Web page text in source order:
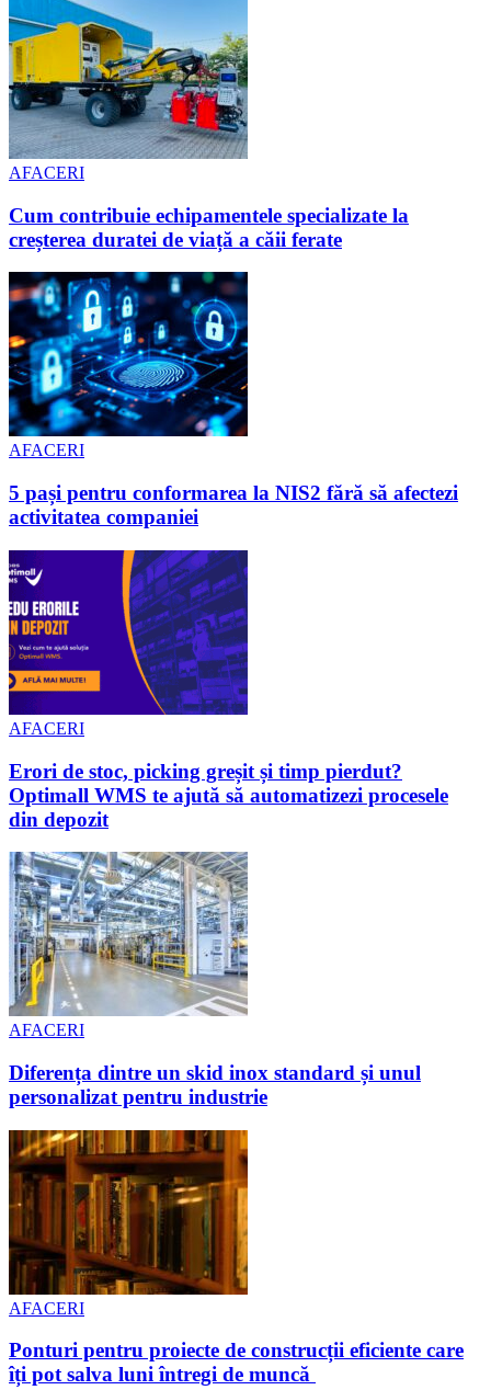
AFACERI
Cum contribuie echipamentele specializate la
creșterea duratei de viață a căii ferate
AFACERI
5 pași pentru conformarea la NIS2 fără să afectezi
activitatea companiei
AFACERI
Erori de stoc, picking greșit și timp pierdut?
Optimall WMS te ajută să automatizezi procesele
din depozit
AFACERI
Diferența dintre un skid inox standard și unul
personalizat pentru industrie
AFACERI
Ponturi pentru proiecte de construcții eficiente care
îți pot salva luni întregi de muncă